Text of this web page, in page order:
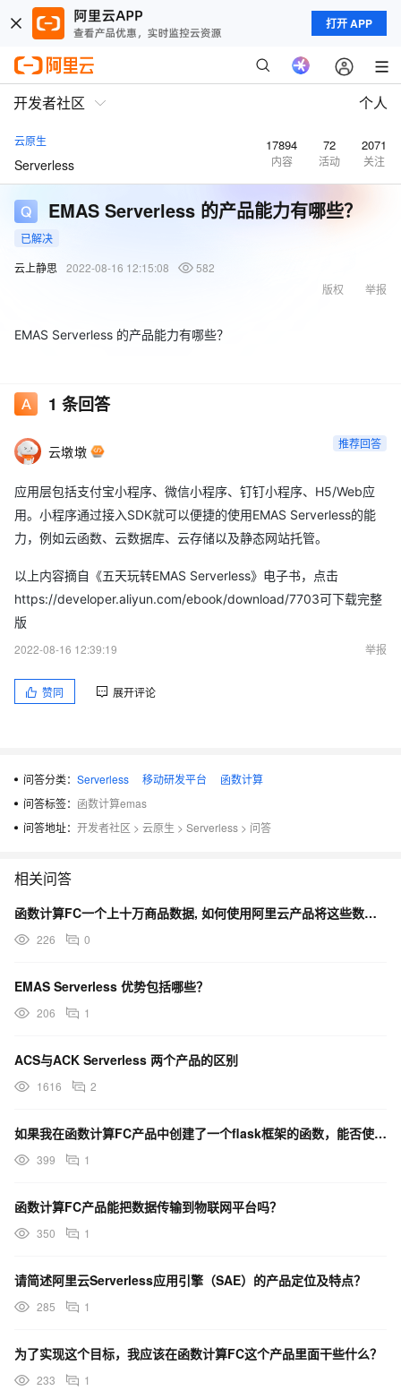
打开 APP
开发者社区 个人
云原生
Serverless
17894
内容
72
活动
2071
关注
EMAS Serverless 的产品能力有哪些？
已解决
云上静思
2022-08-16 12:15:08
582
举报
版权
EMAS Serverless 的产品能力有哪些？
1 条回答
云墩墩 推荐回答
应用层包括支付宝小程序、微信小程序、钉钉小程序、H5/Web应
用。小程序通过接入SDK就可以便捷的使用EMAS Serverless的能
力，例如云函数、云数据库、云存储以及静态网站托管。
以上内容摘自《五天玩转EMAS Serverless》电子书，点击
https://developer.aliyun.com/ebook/download/7703可下载完整
版
2022-08-16 12:39:19
举报
赞同 展开评论
问答分类： Serverless 移动研发平台
函数计算
问答标签： 函数计算emas
问答地址： 开发者社区 > 云原生 > Serverless > 问答
相关问答
函数计算FC一个上十万商品数据, 如何使用阿里云产品将这些数据分类到指定的几十个分类？
226 0
EMAS Serverless 优势包括哪些？
206 1
ACS与ACK Serverless 两个产品的区别
1616 2
如果我在函数计算FC产品中创建了一个flask框架的函数，能否使用Python Link SDK？
399 1
函数计算FC产品能把数据传输到物联网平台吗？
350 1
请简述阿里云Serverless应用引擎（SAE）的产品定位及特点？
285 1
为了实现这个目标，我应该在函数计算FC这个产品里面干些什么？
233 1